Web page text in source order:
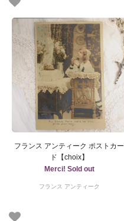
フランス アンティーク ポストカー
ド【choix】
Merci! Sold out
フランス アンティーク